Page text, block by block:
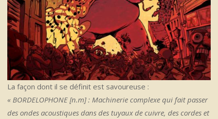
La façon dont il se définit est savoureuse :
« BORDELOPHONE [n.m] : Machinerie complexe qui fait passer
des ondes acoustiques dans des tuyaux de cuivre, des cordes et